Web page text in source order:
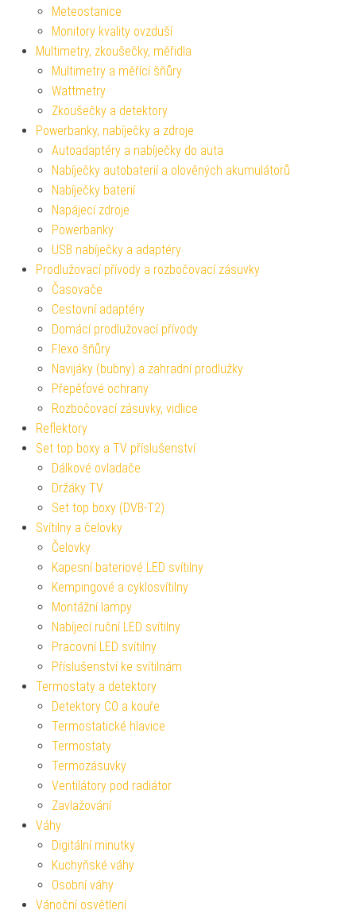
Meteostanice
Monitory kvality ovzduší
Multimetry, zkoušečky, měřidla
Multimetry a měřící šňůry
Wattmetry
Zkoušečky a detektory
Powerbanky, nabíječky a zdroje
Autoadaptéry a nabíječky do auta
Nabíječky autobaterií a olověných akumulátorů
Nabíječky baterií
Napájecí zdroje
Powerbanky
USB nabíječky a adaptéry
Prodlužovací přívody a rozbočovací zásuvky
Časovače
Cestovní adaptéry
Domácí prodlužovací přívody
Flexo šňůry
Navijáky (bubny) a zahradní prodlužky
Přepěťové ochrany
Rozbočovací zásuvky, vidlice
Reflektory
Set top boxy a TV příslušenství
Dálkové ovladače
Držáky TV
Set top boxy (DVB-T2)
Svítilny a čelovky
Čelovky
Kapesní bateriové LED svítilny
Kempingové a cyklosvítilny
Montážní lampy
Nabíjecí ruční LED svítilny
Pracovní LED svítilny
Příslušenství ke svítilnám
Termostaty a detektory
Detektory CO a kouře
Termostatické hlavice
Termostaty
Termozásuvky
Ventilátory pod radiátor
Zavlažování
Váhy
Digitální minutky
Kuchyňské váhy
Osobní váhy
Vánoční osvětlení